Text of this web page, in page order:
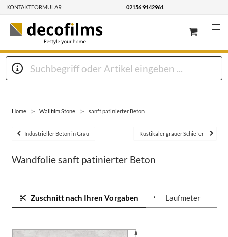
KONTAKTFORMULAR 02156 9142961
Home Wallfilm Stone sanft patinierter Beton
Industrieller Beton in Grau Rustikaler grauer Schiefer
Wandfolie sanft patinierter Beton
Zuschnitt nach Ihren Vorgaben Laufmeter